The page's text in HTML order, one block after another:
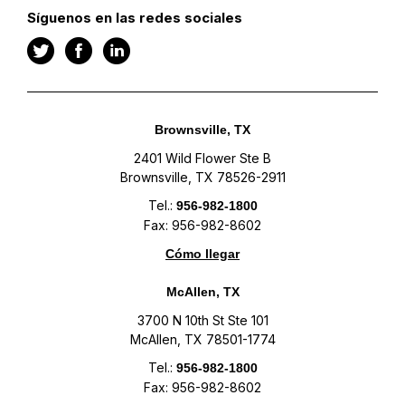
Síguenos en las redes sociales
Brownsville, TX
2401 Wild Flower Ste B
Brownsville, TX 78526-2911
Tel.: 956-982-1800
Fax: 956-982-8602
Cómo llegar
McAllen, TX
3700 N 10th St Ste 101
McAllen, TX 78501-1774
Tel.: 956-982-1800
Fax: 956-982-8602